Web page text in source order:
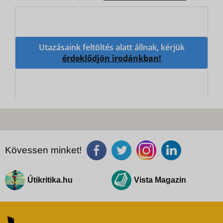
Utazásaink feltöltés alatt állnak, kérjük
érdeklődjön irodánkban!
Kövessen minket!
Útikritika.hu Vista Magazin